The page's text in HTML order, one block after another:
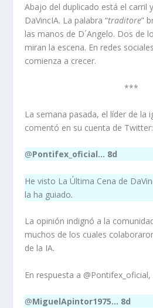
Abajo del duplicado está el carril
DaVincIA. La palabra “traditore”
las manos de D´Angelo. Dos de
miran la escena. En redes
comienza a crecer.
***
La semana pasada, el líder de la
comentó en su cuenta de Twitter:
@Pontifex_oficial… 8d
He visto La Última Cena de
la ha guiado.
La opinión indignó a la
muchos de los cuales
de la IA.
En respuesta a
@MiguelApintor1975… 8d